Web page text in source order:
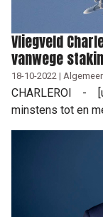
Vliegveld
vanwege
18-10-2022 |
CHARLEROI -
minstens tot en